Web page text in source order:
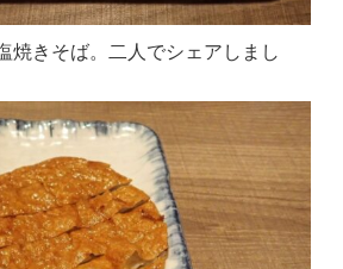
焼きそば。二人でシェアしまし